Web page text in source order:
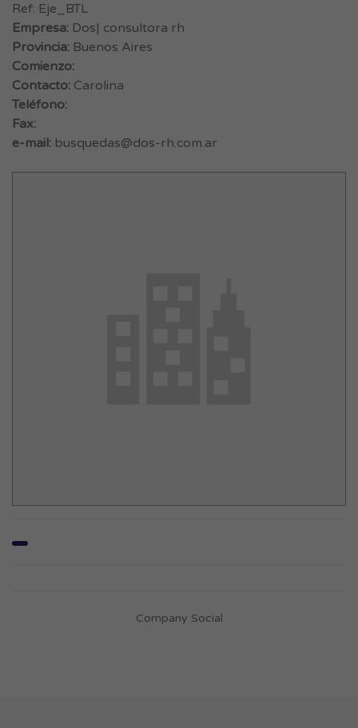
Ref: Eje_BTL
Empresa: Dos| consultora rh
Provincia: Buenos Aires
Comienzo:
Contacto: Carolina
Teléfono:
Fax:
e-mail: busquedas@dos-rh.com.ar
Company Social